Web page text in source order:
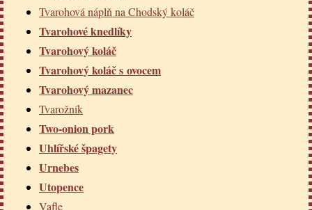
Tvarohová náplň na Chodský koláč
Tvarohové knedlíky
Tvarohový koláč
Tvarohový koláč s ovocem
Tvarohový mazanec
Tvarožník
Two-onion pork
Uhlířské špagety
Urnebes
Utopence
Vafle